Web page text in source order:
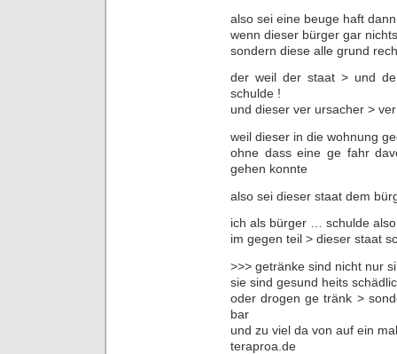
also sei eine beuge haft
wenn dieser bürger gar
sondern diese alle grund
der weil der staat > und
schulde !
und dieser ver ursacher >
weil dieser in die wohnung
ohne dass eine ge fahr
gehen konnte
also sei dieser staat dem
ich als bürger … schulde
im gegen teil > dieser staat
>>> getränke sind nicht nur
sie sind gesund heits
oder drogen ge tränk >
bar
und zu viel da von auf ein
teraproa.de